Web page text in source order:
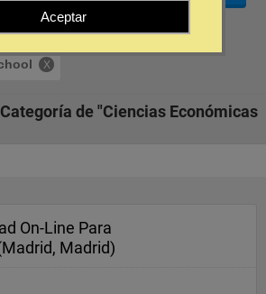
y Empresariales
de "Ciencias Económicas
On-Line Para
Madrid)
Aceptar